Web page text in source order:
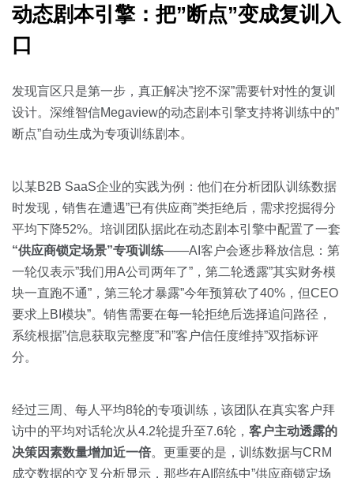
动态剧本引擎：把”断点”变成复训入
口
发现盲区只是第一步，真正解决”挖不深”需要针对性的复训
设计。深维智信Megaview的动态剧本引擎支持将训练中的”
断点”自动生成为专项训练剧本。
以某B2B SaaS企业的实践为例：他们在分析团队训练数据
时发现，销售在遭遇”已有供应商”类拒绝后，需求挖掘得分
平均下降52%。培训团队据此在动态剧本引擎中配置了一套
“供应商锁定场景”专项训练——AI客户会逐步释放信息：第
一轮仅表示”我们用A公司两年了”，第二轮透露”其实财务模
块一直跑不通”，第三轮才暴露”今年预算砍了40%，但CEO
要求上BI模块”。销售需要在每一轮拒绝后选择追问路径，
系统根据”信息获取完整度”和”客户信任度维持”双指标评
分。
经过三周、每人平均8轮的专项训练，该团队在真实客户拜
访中的平均对话轮次从4.2轮提升至7.6轮， 客户主动透露的
决策因素数量增加近一倍。更重要的是，训练数据与CRM
成交数据的交叉分析显示，那些在AI陪练中”供应商锁定场